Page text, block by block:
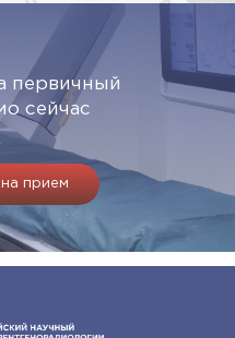
первичный
сейчас
на прием